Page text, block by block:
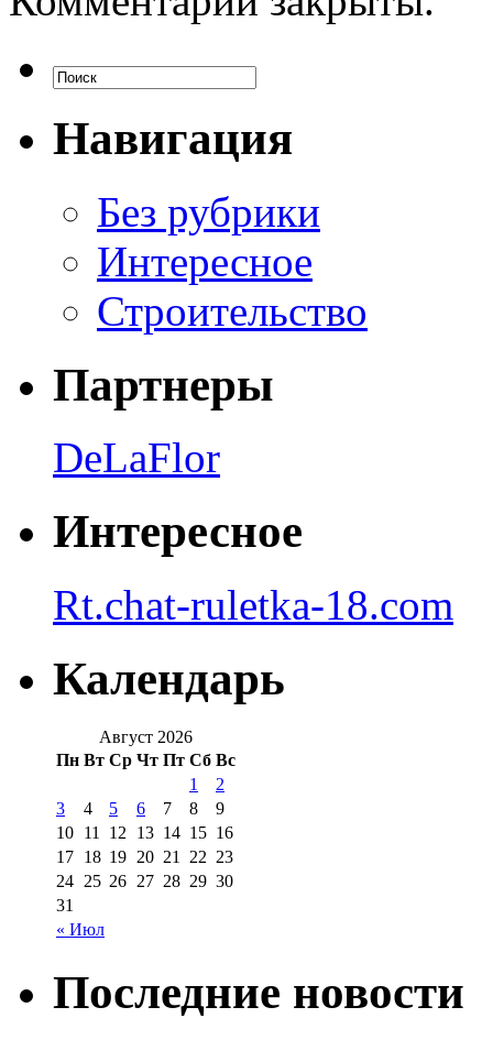
Навигация
Без рубрики
Интересное
Строительство
Партнеры
DeLaFlor
Интересное
Rt.chat-ruletka-18.com
Календарь
Август 2026
Пн Вт Ср Чт Пт Сб Вс
« Июл
1
2
3
4 5 6 7 8
9
10 11 12 13 14 15 16
17 18 19 20 21 22 23
24 25 26 27 28 29 30
31
Последние новости